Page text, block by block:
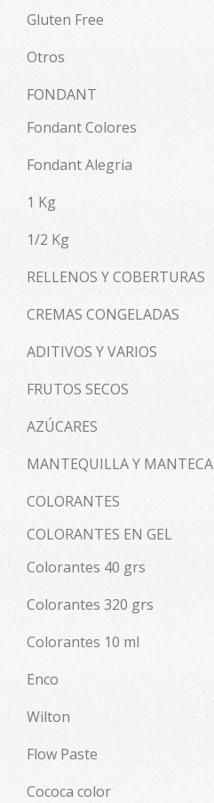
Gluten Free
Otros
FONDANT
Fondant Colores
Fondant Alegria
1 Kg
1/2 Kg
RELLENOS Y COBERTURAS
CREMAS CONGELADAS
ADITIVOS Y VARIOS
FRUTOS SECOS
AZÚCARES
MANTEQUILLA Y MANTECA
COLORANTES
COLORANTES EN GEL
Colorantes 40 grs
Colorantes 320 grs
Colorantes 10 ml
Enco
Wilton
Flow Paste
Cococa color